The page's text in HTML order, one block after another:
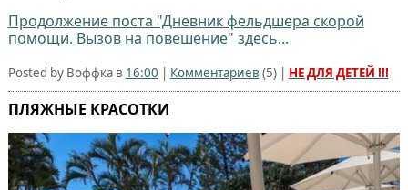
Продолжение поста "Дневник фельдшера скорой
помощи. Вызов на повешение" здесь...
Posted by Воффка в 16:00 | Комментариев (5) | НЕ ДЛЯ ДЕТЕЙ !!!
ПЛЯЖНЫЕ КРАСОТКИ